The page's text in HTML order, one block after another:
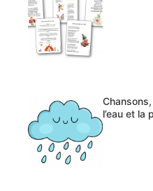
l’eau et la